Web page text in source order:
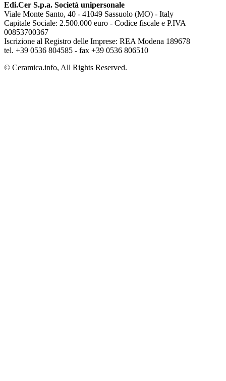
Edi.Cer S.p.a. Società unipersonale
Viale Monte Santo, 40 - 41049 Sassuolo (MO) - Italy
Capitale Sociale: 2.500.000 euro - Codice fiscale e P.IVA
00853700367
Iscrizione al Registro delle Imprese: REA Modena 189678
tel. +39 0536 804585 - fax +39 0536 806510
© Ceramica.info, All Rights Reserved.